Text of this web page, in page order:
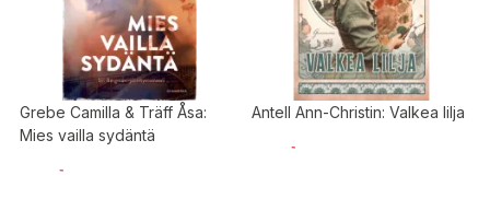
Grebe Camilla & Träff Åsa:
Mies vailla sydäntä
Antell Ann-Christin: Valkea lilja